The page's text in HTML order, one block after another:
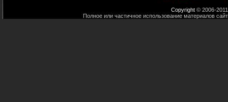
Copyright © 2006-
Полное или частичное использование материалов